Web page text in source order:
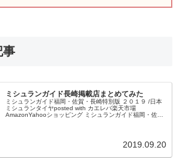
事
ミシュランガイド長崎掲載店まとめてみた
ミシュランガイド福岡・佐賀・長崎特別版 ２０１９ /日本
ミシュランタイヤposted with カエレバ楽天市場
AmazonYahooショッピング ミシュランガイド福岡・佐
2019.09.20